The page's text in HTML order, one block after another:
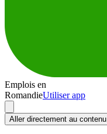
Emplois en
RomandieUtiliser app
Aller directement au contenu